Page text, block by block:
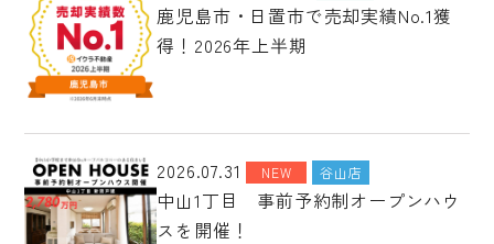
鹿児島市・日置市で売却実績No.1獲
得！2026年上半期
2026.07.31 NEW 谷山店
中山1丁目 事前予約制オープンハウ
スを開催！